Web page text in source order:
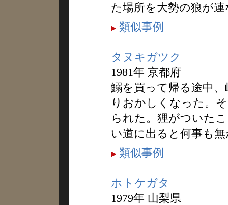
た場所を大勢の狼が
類似事例
タヌキガツク
1981年 京都府
鰯を買って帰る途中
りおかしくなった。
られた。狸がついた
い道に出ると何事も
類似事例
ホトケガタ
1979年 山梨県